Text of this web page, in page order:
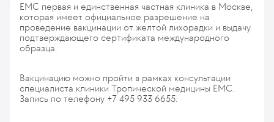
ЕМС первая и единственная частная клиника в Москве,
которая имеет официальное разрешение на
проведение вакцинации от желтой лихорадки и выдачу
подтверждающего сертификата международного
образца.
Вакцинацию можно пройти в рамках консультации
специалиста клиники Тропической медицины ЕМС.
Запись по телефону +7 495 933 6655.